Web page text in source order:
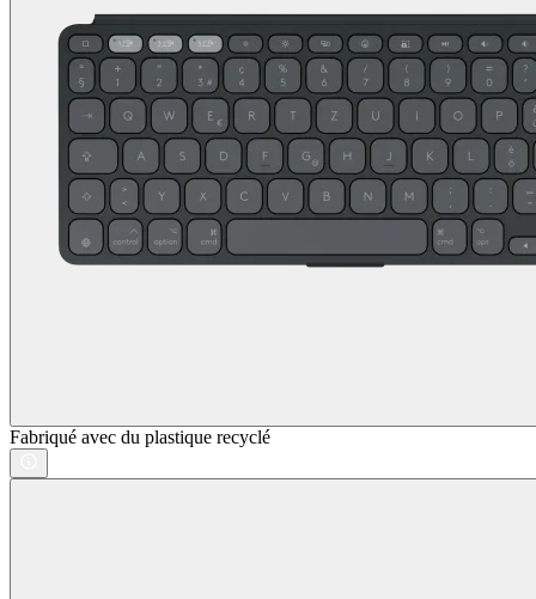
Fabriqué avec du plastique recyclé